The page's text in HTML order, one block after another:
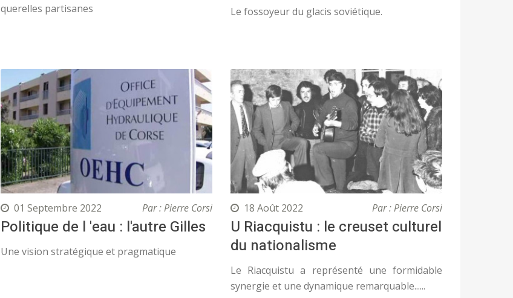
querelles partisanes
Le fossoyeur du glacis soviétique.
01 Septembre 2022 Par : Pierre Corsi
Politique de l 'eau : l'autre Gilles
Une vision stratégique et pragmatique
18 Août 2022 Par : Pierre Corsi
U Riacquistu : le creuset culturel
du nationalisme
Le Riacquistu a représenté une formidable
synergie et une dynamique remarquable......